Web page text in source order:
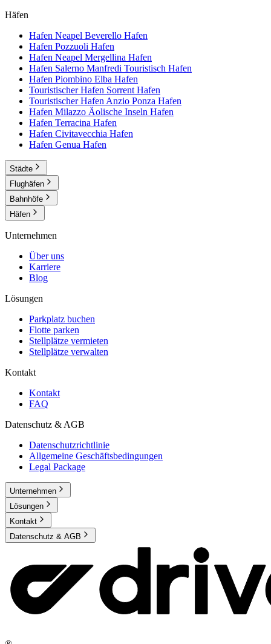
Häfen
Hafen Neapel Beverello Hafen
Hafen Pozzuoli Hafen
Hafen Neapel Mergellina Hafen
Hafen Salerno Manfredi Touristisch Hafen
Hafen Piombino Elba Hafen
Touristischer Hafen Sorrent Hafen
Touristischer Hafen Anzio Ponza Hafen
Hafen Milazzo Äolische Inseln Hafen
Hafen Terracina Hafen
Hafen Civitavecchia Hafen
Hafen Genua Hafen
Städte
Flughäfen
Bahnhöfe
Häfen
Unternehmen
Über uns
Karriere
Blog
Lösungen
Parkplatz buchen
Flotte parken
Stellplätze vermieten
Stellplätze verwalten
Kontakt
Kontakt
FAQ
Datenschutz & AGB
Datenschutzrichtlinie
Allgemeine Geschäftsbedingungen
Legal Package
Unternehmen
Lösungen
Kontakt
Datenschutz & AGB